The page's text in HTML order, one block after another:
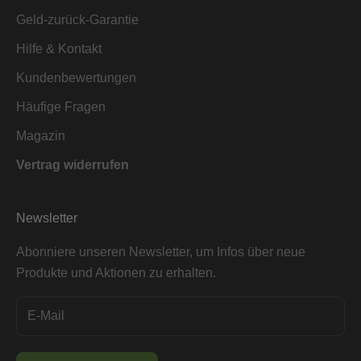
Geld-zurück-Garantie
Hilfe & Kontakt
Kundenbewertungen
Häufige Fragen
Magazin
Vertrag widerrufen
Newsletter
Abonniere unseren Newsletter, um Infos über neue
Produkte und Aktionen zu erhalten.